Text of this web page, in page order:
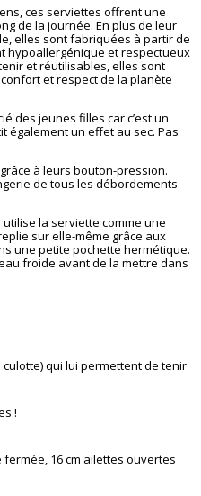
ces serviettes offrent une
de la journée. En plus de leur
elles sont fabriquées à partir de
hypoallergénique et respectueux
et réutilisables, elles sont
et respect de la planète
des jeunes filles car c’est un
également un effet au sec. Pas
à leurs bouton-pression.
de tous les débordements
utilise la serviette comme une
sur elle-même grâce aux
une petite pochette hermétique.
froide avant de la mettre dans
qui lui permettent de tenir
!
fermée, 16 cm ailettes ouvertes